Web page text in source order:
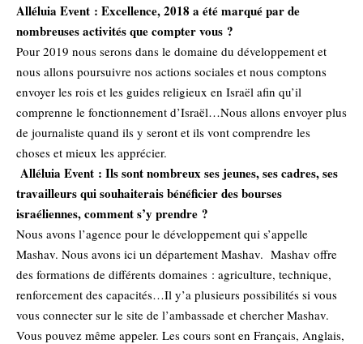
Alléluia Event : Excellence, 2018 a été marqué par de
nombreuses activités que compter vous ?
Pour 2019 nous serons dans le domaine du développement et
nous allons poursuivre nos actions sociales et nous comptons
envoyer les rois et les guides religieux en Israël afin qu’il
comprenne le fonctionnement d’Israël…Nous allons envoyer plus
de journaliste quand ils y seront et ils vont comprendre les
choses et mieux les apprécier.
Alléluia Event : Ils sont nombreux ses jeunes, ses cadres, ses
travailleurs qui souhaiterais bénéficier des bourses
israéliennes, comment s’y prendre ?
Nous avons l’agence pour le développement qui s’appelle
Mashav. Nous avons ici un département Mashav. Mashav offre
des formations de différents domaines : agriculture, technique,
renforcement des capacités…Il y’a plusieurs possibilités si vous
vous connecter sur le site de l’ambassade et chercher Mashav.
Vous pouvez même appeler. Les cours sont en Français, Anglais,